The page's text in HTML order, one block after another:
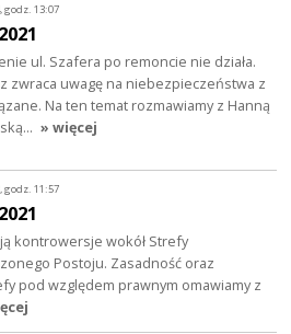
godz. 13:07
ul. Szafera po remoncie nie działa.
zwraca uwagę na niebezpieczeństwa z
Na ten temat rozmawiamy z Hanną
» więcej
godz. 11:57
kontrowersje wokół Strefy
Postoju. Zasadność oraz
pod względem prawnym omawiamy z